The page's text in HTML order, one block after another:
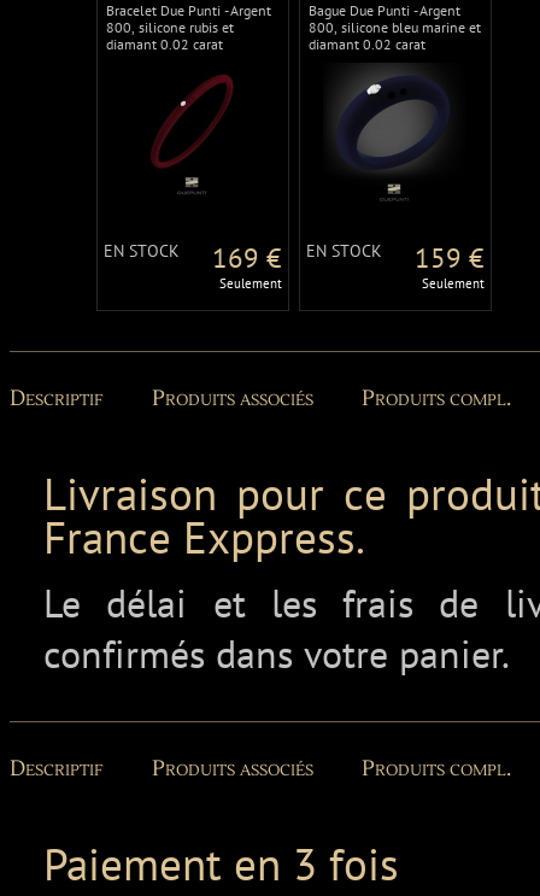
Bracelet Due Punti - Argent
800, silicone rubis et
diamant 0.02 carat
EN STOCK 169 €
Seulement
Bague Due Punti - Argent
800, silicone bleu marine et
diamant 0.02 carat
EN STOCK 159 €
Seulement
Descriptif Produits associés Produits compl.
Livraison pour ce
France Exppress.
Le délai et les frais de
confirmés dans votre panier.
Descriptif Produits associés Produits compl.
Paiement en 3 fois